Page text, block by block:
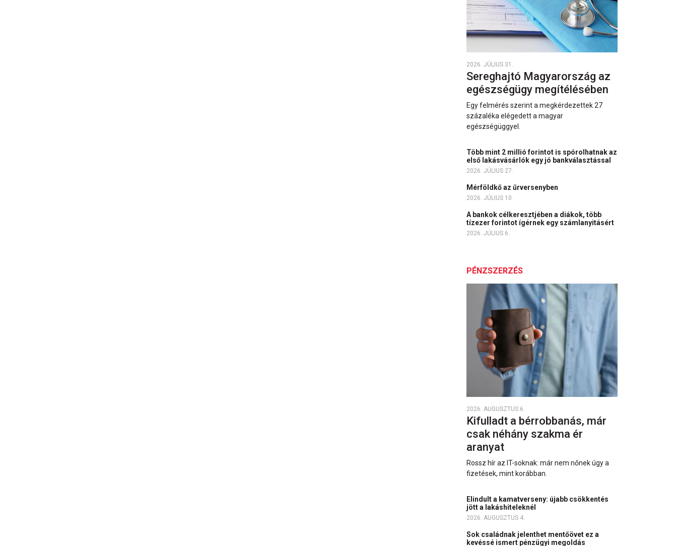
2026. JÚLIUS 31.
Sereghajtó Magyarország az
egészségügy megítélésében
Egy felmérés szerint a megkérdezettek 27
százaléka elégedett a magyar
egészségüggyel.
Több mint 2 millió forintot is spórolhatnak az
első lakásvásárlók egy jó bankválasztással
2026. JÚLIUS 27.
Mérföldkő az űrversenyben
2026. JÚLIUS 10.
A bankok célkeresztjében a diákok, több
tízezer forintot ígérnek egy számlanyitásért
2026. JÚLIUS 6.
PÉNZSZERZÉS
2026. AUGUSZTUS 6.
Kifulladt a bérrobbanás, már
csak néhány szakma ér
aranyat
Rossz hír az IT-soknak: már nem nőnek úgy a
fizetések, mint korábban.
Elindult a kamatverseny: újabb csökkentés
jött a lakáshiteleknél
2026. AUGUSZTUS 4.
Sok családnak jelenthet mentőövet ez a
kevéssé ismert pénzügyi megoldás